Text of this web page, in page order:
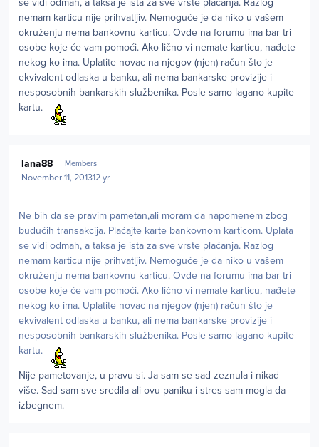
se vidi odmah, a taksa je ista za sve vrste plaćanja. Razlog
nemam karticu nije prihvatljiv. Nemoguće je da niko u vašem
okruženju nema bankovnu karticu. Ovde na forumu ima bar tri
osobe koje će vam pomoći. Ako lično vi nemate karticu, nađete
nekog ko ima. Uplatite novac na njegov (njen) račun što je
ekvivalent odlaska u banku, ali nema bankarske provizije i
nesposobnih bankarskih službenika. Posle samo lagano kupite
kartu.
lana88 Members
November 11, 201312 yr
Ne bih da se pravim pametan,ali moram da napomenem zbog
budućih transakcija. Plaćajte karte bankovnom karticom. Uplata
se vidi odmah, a taksa je ista za sve vrste plaćanja. Razlog
nemam karticu nije prihvatljiv. Nemoguće je da niko u vašem
okruženju nema bankovnu karticu. Ovde na forumu ima bar tri
osobe koje će vam pomoći. Ako lično vi nemate karticu, nađete
nekog ko ima. Uplatite novac na njegov (njen) račun što je
ekvivalent odlaska u banku, ali nema bankarske provizije i
nesposobnih bankarskih službenika. Posle samo lagano kupite
kartu.
Nije pametovanje, u pravu si. Ja sam se sad zeznula i nikad
više. Sad sam sve sredila ali ovu paniku i stres sam mogla da
izbegnem.